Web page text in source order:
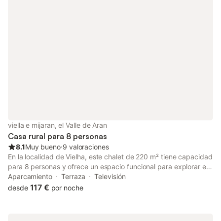
viella e mijaran, el Valle de Aran
Casa rural para 8 personas
8.1Muy bueno⋅9 valoraciones
En la localidad de Vielha, este chalet de 220 m² tiene capacidad
para 8 personas y ofrece un espacio funcional para explorar el
entorno montañoso. La propiedad es independiente y cuenta
con 3 dormitorios, 4 baños y una zona de estar con chimenea,
Aparcamiento Terraza
Televisión
desde 117 € por noche